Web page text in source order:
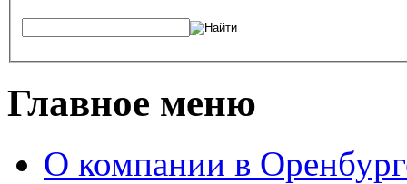
Главное меню
О компании в